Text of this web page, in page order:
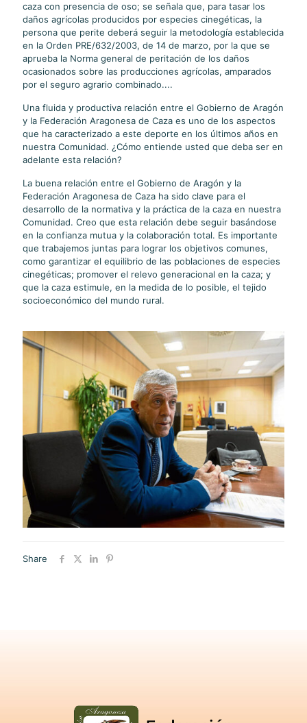
caza con presencia de oso; se señala que, para tasar los
daños agrícolas producidos por especies cinegéticas, la
persona que perite deberá seguir la metodología establecida
en la Orden PRE/632/2003, de 14 de marzo, por la que se
aprueba la Norma general de peritación de los daños
ocasionados sobre las producciones agrícolas, amparados
por el seguro agrario combinado....
Una fluida y productiva relación entre el Gobierno de Aragón
y la Federación Aragonesa de Caza es uno de los aspectos
que ha caracterizado a este deporte en los últimos años en
nuestra Comunidad. ¿Cómo entiende usted que deba ser en
adelante esta relación?
La buena relación entre el Gobierno de Aragón y la
Federación Aragonesa de Caza ha sido clave para el
desarrollo de la normativa y la práctica de la caza en nuestra
Comunidad. Creo que esta relación debe seguir basándose
en la confianza mutua y la colaboración total. Es importante
que trabajemos juntas para lograr los objetivos comunes,
como garantizar el equilibrio de las poblaciones de especies
cinegéticas; promover el relevo generacional en la caza; y
que la caza estimule, en la medida de lo posible, el tejido
socioeconómico del mundo rural.
Share